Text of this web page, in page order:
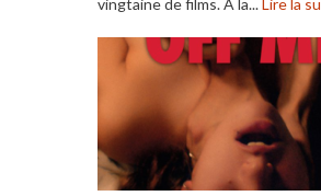
vingtaine de films. À la...Lire la